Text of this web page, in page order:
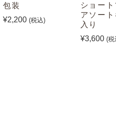
包装
¥2,200 (税込)
ショー
アソー
入り
¥3,600 (税